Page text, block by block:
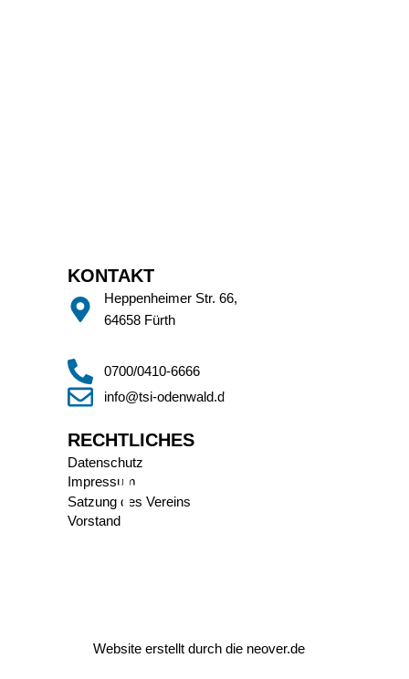
KONTAKT
Heppenheimer Str. 66,
64658 Fürth
0700/0410-6666
info@tsi-odenwald.de
RECHTLICHES
Datenschutz
Impressum
Satzung des Vereins
Vorstand
Website erstellt durch die neover.de